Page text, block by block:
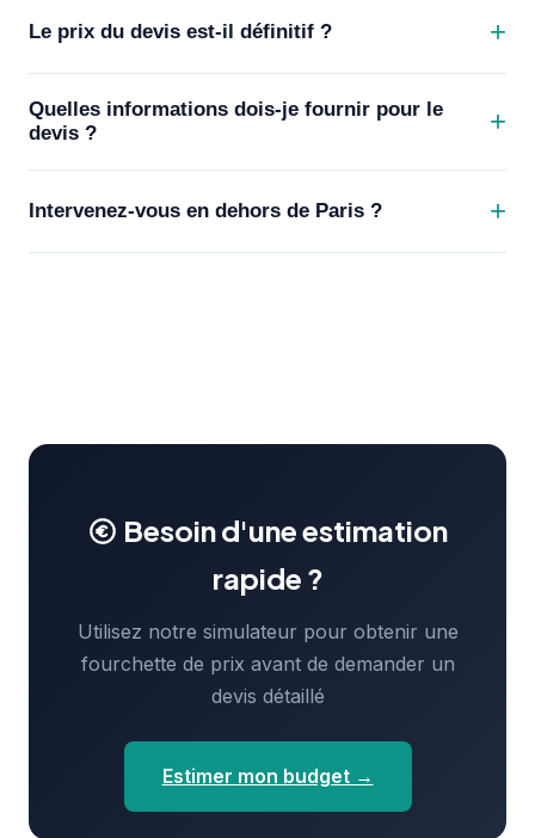
Le prix du devis est-il définitif ?
Quelles informations dois-je fournir pour le
devis ?
Intervenez-vous en dehors de Paris ?
Besoin d'une estimation
rapide ?
Utilisez notre simulateur pour obtenir une
fourchette de prix avant de demander un
devis détaillé
Estimer mon budget →